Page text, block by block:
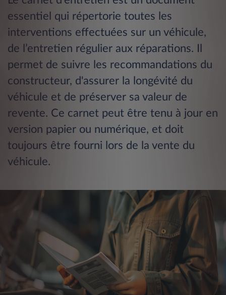
essentiel qui répertorie toutes les
interventions effectuées sur un véhicule,
de l’entretien régulier aux réparations. Il
permet de suivre les recommandations du
constructeur, d'assurer la longévité du
véhicule et de préserver sa valeur de
revente. Ce carnet peut être tenu à jour en
version papier ou numérique, et doit
toujours être fourni lors de la vente du
véhicule.